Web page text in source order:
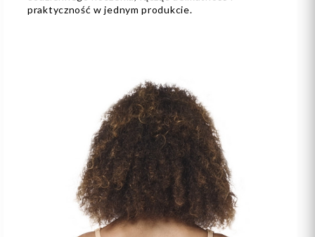
praktyczność w jednym produkcie.